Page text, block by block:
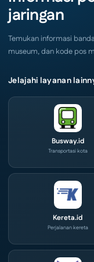
Commerce
di
IPA
Convex
2026
jaringan
Temukan informasi
museum, dan kode pos
Jelajahi layanan
Busway.id
Transportasi kota
Kereta.id
Perjalanan kereta